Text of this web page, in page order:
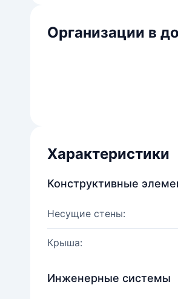
Организации в
Характеристики
Конструктивные
Несущие стены:
Крыша:
Инженерные системы